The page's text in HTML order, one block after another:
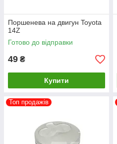
Поршенева на двигун Toyota
14Z
Готово до відправки
49 ₴
Купити
Топ продажів